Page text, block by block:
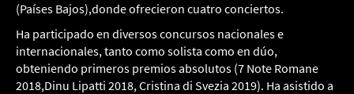
(Países Bajos),donde ofrecieron cuatro conciertos.
Ha participado en diversos concursos nacionales e
internacionales, tanto como solista como en dúo,
obteniendo primeros premios absolutos (7 Note Romane
2018,Dinu Lipatti 2018, Cristina di Svezia 2019). Ha asistido a